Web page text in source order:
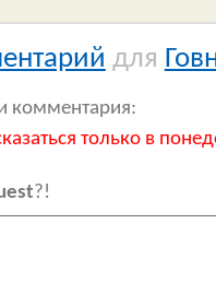
для
комментария:
только в
?!